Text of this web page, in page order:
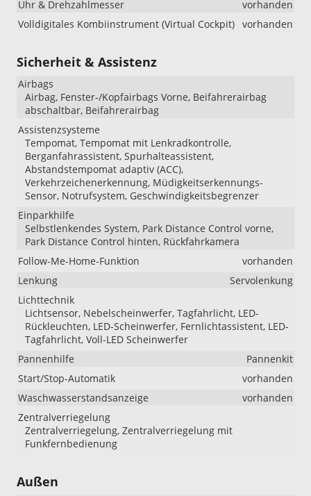
Uhr & Drehzahlmesser
vorhanden
Volldigitales Kombiinstrument (Virtual Cockpit) vorhanden
Sicherheit & Assistenz
Airbags
Airbag, Fenster-/Kopfairbags Vorne, Beifahrerairbag
abschaltbar, Beifahrerairbag
Assistenzsysteme
Tempomat, Tempomat mit Lenkradkontrolle,
Berganfahrassistent, Spurhalteassistent,
Abstandstempomat adaptiv (ACC),
Verkehrzeichenerkennung, Müdigkeitserkennungs-
Sensor, Notrufsystem, Geschwindigkeitsbegrenzer
Einparkhilfe
Selbstlenkendes System, Park Distance Control vorne,
Park Distance Control hinten, Rückfahrkamera
Follow-Me-Home-Funktion
vorhanden
Lenkung
Servolenkung
Lichttechnik
Lichtsensor, Nebelscheinwerfer, Tagfahrlicht, LED-
Rückleuchten, LED-Scheinwerfer, Fernlichtassistent, LED-
Tagfahrlicht, Voll-LED Scheinwerfer
Pannenhilfe
Pannenkit
Start/Stop-Automatik
vorhanden
Waschwasserstandsanzeige
vorhanden
Zentralverriegelung
Zentralverriegelung, Zentralverriegelung mit
Funkfernbedienung
Außen